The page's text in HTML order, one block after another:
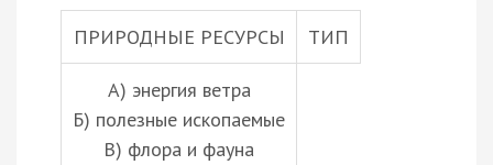
ПРИРОДНЫЕ РЕСУРСЫ ТИП
А) энергия ветра
Б) полезные ископаемые
В) флора и фауна